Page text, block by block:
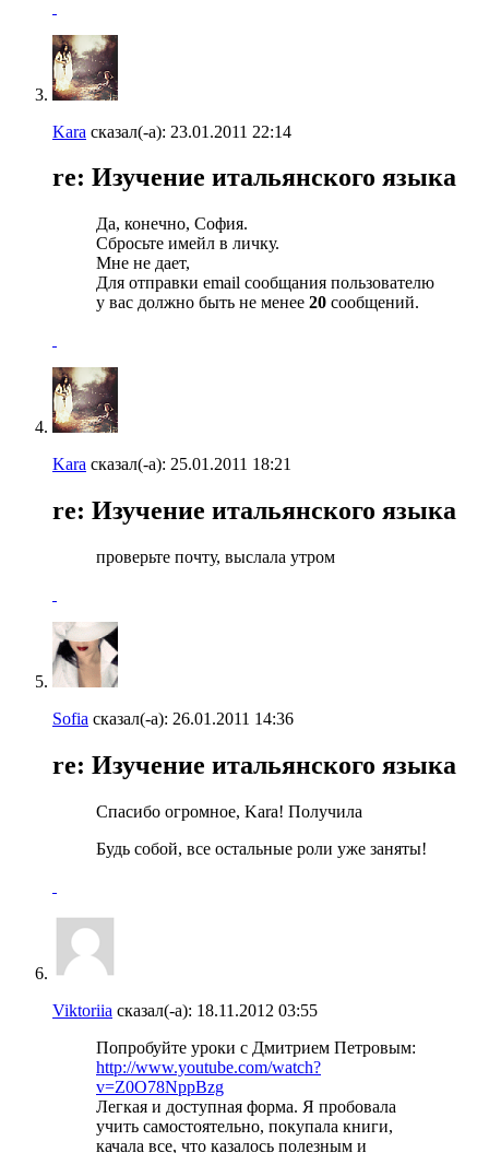
Kara сказал(-а): 23.01.2011 22:14
re: Изучение итальянского языка
Да, конечно, София.
Сбросьте имейл в личку.
Мне не дает,
Для отправки email сообщания пользователю
у вас должно быть не менее 20 сообщений.
Kara сказал(-а): 25.01.2011 18:21
re: Изучение итальянского языка
проверьте почту, выслала утром
Sofia сказал(-а): 26.01.2011 14:36
re: Изучение итальянского языка
Спасибо огромное, Kara! Получила
Будь собой, все остальные роли уже заняты!
Viktoriia сказал(-а): 18.11.2012 03:55
Попробуйте уроки с Дмитрием Петровым:
http://www.youtube.com/watch?
v=Z0O78NppBzg
Легкая и доступная форма. Я пробовала
учить самостоятельно, покупала книги,
качала все, что казалось полезным и